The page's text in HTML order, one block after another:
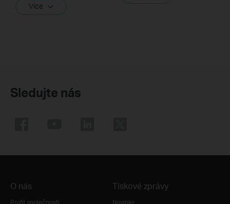
Více
Sledujte nás
O nás
Profil společnosti
Tiskové zprávy
Novinky